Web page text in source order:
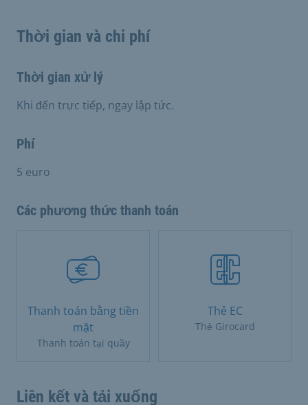
Thời gian và chi phí
Thời gian xử lý
Khi đến trực tiếp, ngay lập tức.
Phí
5 euro
Các phương thức thanh toán
Thanh toán bằng tiền
mặt
Thanh toán tại quầy
Thẻ EC
Thẻ Girocard
Liên kết và tải xuống